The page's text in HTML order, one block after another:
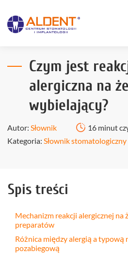
Czym jest
alergiczna na
wybielający?
Autor: Słownik
16 minut
Kategoria: Słownik stomatologiczny
Spis treści
Mechanizm reakcji alergicznej na
preparatów
Różnica między alergią a typową
pozabiegową